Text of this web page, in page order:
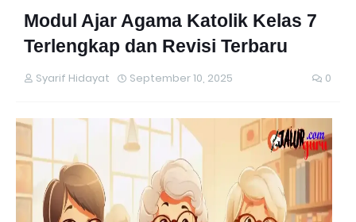
Modul Ajar Agama Katolik Kelas 7
Terlengkap dan Revisi Terbaru
Syarif Hidayat September 10, 2025 0